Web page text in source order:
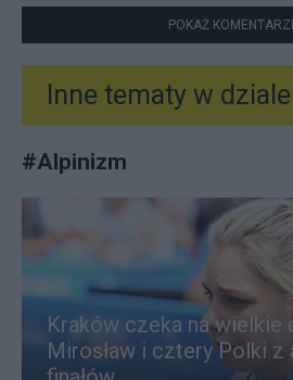
POKAŻ
Inne tematy w dziale
#Alpinizm
Kraków czeka na wielkie
Mirosław i cztery Polki z